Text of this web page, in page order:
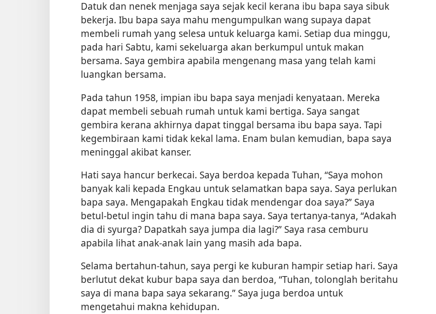
Datuk dan nenek menjaga saya sejak kecil kerana ibu bapa saya sibuk
bekerja. Ibu bapa saya mahu mengumpulkan wang supaya dapat
membeli rumah yang selesa untuk keluarga kami. Setiap dua minggu,
pada hari Sabtu, kami sekeluarga akan berkumpul untuk makan
bersama. Saya gembira apabila mengenang masa yang telah kami
luangkan bersama.
Pada tahun 1958, impian ibu bapa saya menjadi kenyataan. Mereka
dapat membeli sebuah rumah untuk kami bertiga. Saya sangat
gembira kerana akhirnya dapat tinggal bersama ibu bapa saya. Tapi
kegembiraan kami tidak kekal lama. Enam bulan kemudian, bapa saya
meninggal akibat kanser.
Hati saya hancur berkecai. Saya berdoa kepada Tuhan, “Saya mohon
banyak kali kepada Engkau untuk selamatkan bapa saya. Saya perlukan
bapa saya. Mengapakah Engkau tidak mendengar doa saya?” Saya
betul-betul ingin tahu di mana bapa saya. Saya tertanya-tanya, “Adakah
dia di syurga? Dapatkah saya jumpa dia lagi?” Saya rasa cemburu
apabila lihat anak-anak lain yang masih ada bapa.
Selama bertahun-tahun, saya pergi ke kuburan hampir setiap hari. Saya
berlutut dekat kubur bapa saya dan berdoa, “Tuhan, tolonglah beritahu
saya di mana bapa saya sekarang.” Saya juga berdoa untuk
mengetahui makna kehidupan.